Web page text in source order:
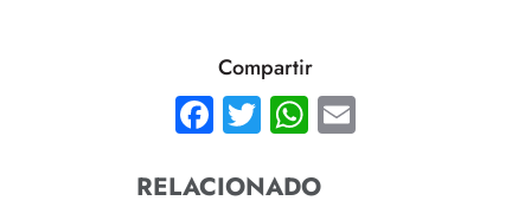
Compartir
Facebook
TwitterWhatsApp
RELACIONADO